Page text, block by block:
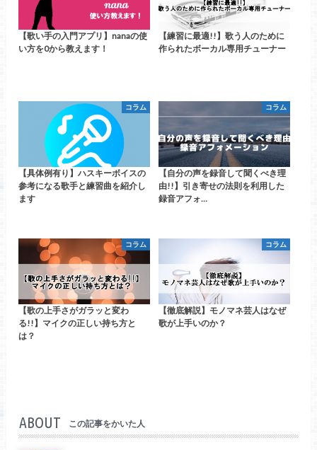
【歌い手の入門アプリ】nanaの使
い方を0から教えます！
【練習に最適!!】歌う人のために
作られたボーカル専用チューナー
コラム
【具体例有り】ハスキーボイスの
参考になる歌手と練習曲を紹介し
ます
コラム
【自分の声を録音して聞くべき理
由!!】引き寄せの法則を利用した
録音アフォ…
コラム
【歌の上手さがガラッと変わ
る!!】マイクの正しい持ち方と
は？
コラム
【徹底解説】モノマネ芸人はなぜ
歌が上手いのか？
ABOUT この記事をかいた人